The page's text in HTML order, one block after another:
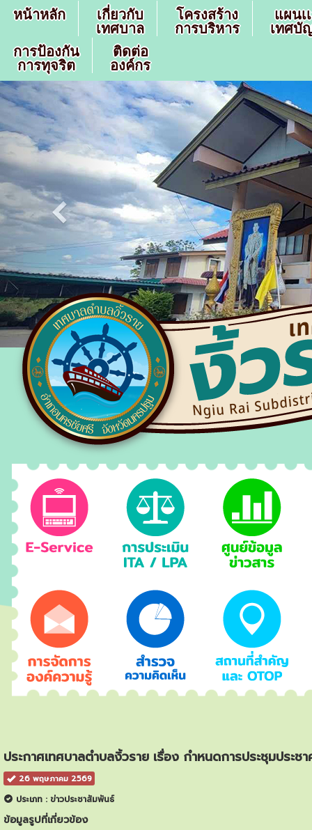
หน้าหลัก
เกี่ยวกับ
เทศบาล
โครงสร้าง
การบริหาร
แผนเ
เทศบั
การป้องกัน
การทุจริต
ติดต่อ
องค์กร
ประกาศเทศบาลตำบลงิ้วราย เรื่อง กำหนดการประชุมประช
26 พฤษภาคม 2569
ประเภท : ข่าวประชาสัมพันธ์
ข้อมูลรูปที่เกี่ยวข้อง